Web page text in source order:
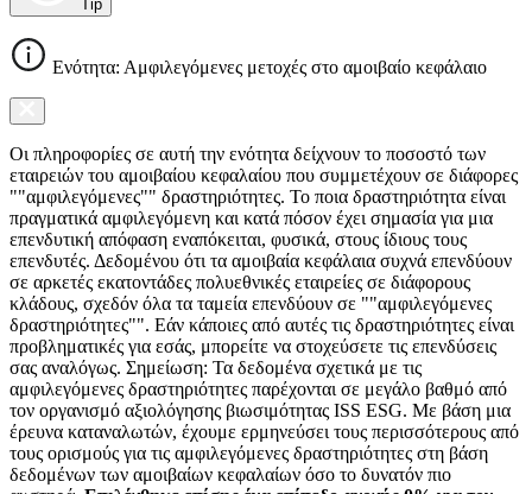
Tip
Ενότητα: Αμφιλεγόμενες μετοχές στο αμοιβαίο κεφάλαιο
Οι πληροφορίες σε αυτή την ενότητα δείχνουν το ποσοστό των
εταιρειών του αμοιβαίου κεφαλαίου που συμμετέχουν σε διάφορες
""αμφιλεγόμενες"" δραστηριότητες. Το ποια δραστηριότητα είναι
πραγματικά αμφιλεγόμενη και κατά πόσον έχει σημασία για μια
επενδυτική απόφαση εναπόκειται, φυσικά, στους ίδιους τους
επενδυτές. Δεδομένου ότι τα αμοιβαία κεφάλαια συχνά επενδύουν
σε αρκετές εκατοντάδες πολυεθνικές εταιρείες σε διάφορους
κλάδους, σχεδόν όλα τα ταμεία επενδύουν σε ""αμφιλεγόμενες
δραστηριότητες"". Εάν κάποιες από αυτές τις δραστηριότητες είναι
προβληματικές για εσάς, μπορείτε να στοχεύσετε τις επενδύσεις
σας αναλόγως. Σημείωση: Τα δεδομένα σχετικά με τις
αμφιλεγόμενες δραστηριότητες παρέχονται σε μεγάλο βαθμό από
τον οργανισμό αξιολόγησης βιωσιμότητας ISS ESG. Με βάση μια
έρευνα καταναλωτών, έχουμε ερμηνεύσει τους περισσότερους από
τους ορισμούς για τις αμφιλεγόμενες δραστηριότητες στη βάση
δεδομένων των αμοιβαίων κεφαλαίων όσο το δυνατόν πιο